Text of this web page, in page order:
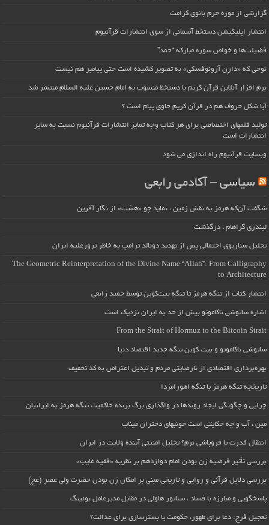
گزارشی از موزه حرم بانوی کرامت
انتشار اپلیکیشن دستخط آسمانی از سوی انتشارات قرآنیوم
فضیلت‌ها و خواص سوره مبارکه “حمد”
نوحی که «دارِن آرونوفسکی» به تصویر کشیده است حتی پیامبر هم نیست
نرم افزار آنلاین قرآن کریم با دستخط منسوب به امام حسین علیه السلام منتشر شد
آیا شکل حروف هم در قرآن کریم حاوی پیام است ؟
تولید قلمهای اختصاصی برای هر کتاب وجه تمایز انتشارات قرآنیوم نسبت به سایر
انتشارات است
وبسایت قرآنیوم راه اندازی می شود
سیاسی – آکادمی رابعی
شگفت آن‌که هرمز به نقش زمین ، نماید چو «هشت» از نگار آفرین
لیندزی گراهام ، درگذشت
تحلیل سناریوی احتمالی پس از تهدید دونالد ترامپ به خاطر ترورعلیه ایران
The Geometric Reinterpretation of the Divine Name “Allah”: From Calligraphy
to Architecture
انتشار کتاب از تنگه هرمز تا تنگه بیت‌کوین توسط حمید رابعی
اشاره ساتوشی ناکاموتو بیش از حد به ایران نزدیک است
From the Strait of Hormuz to the Bitcoin Strait
ساتوشی ناکاموتو و بیت کوین تنگه جدید اقتصاد دنیا
بهره‌برداری اقتصادی از نارضایتی مردم و تبدیل اعتراض به کد تخفیف
تاریخچه تنگه هرمز یا تنگه اهورامزدا
چرایی و چگونگی ایجاد روندها در واگذاری برگ برنده حاکمیت تنگه هرمز به ایرانیان
مین ، آب و چه حکایتی است خونبهای دختران میناب
انتقال قدرت یا فروپاشی نرم؟ تحلیل امنیتی آینده ولایت در ایران
بررسی تأثیر فرضیه زن بودن امام دوازدهم بر نظریه «فقیه غایب»
بررسی دلایل قرآنی و روایی و تاریخی مبنی بر امکان زن بودن حضرت ولی عصر (عج)
پاسخگویی و مبارزه با فساد ، سناتور هاولی در مقابل مدیرعامل بوئینگ
تعجیل فرج: دعا برای ظهور، حکومت یا بسترسازی برای عدالت؟